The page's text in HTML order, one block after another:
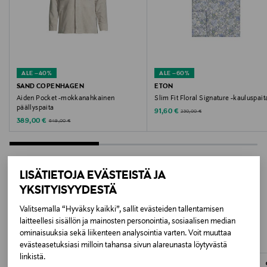
LISÄTIETOJA EVÄSTEISTÄ JA
YKSITYISYYDESTÄ
Valitsemalla “Hyväksy kaikki”, sallit evästeiden tallentamisen
laitteellesi sisällön ja mainosten personointia, sosiaalisen median
ominaisuuksia sekä liikenteen analysointia varten. Voit muuttaa
evästeasetuksiasi milloin tahansa sivun alareunasta löytyvästä
linkistä.
WHITE/NAVYSTRIPE
Valmistusmaa
Valmistajan tuotenumero
2603 MAX_CH
Valmistajan osoite
PL 220, 00101, Helsinki, Finland
Digitaalinen osoite
ALE –40%
SAND COPENHAGEN
Aiden Pocket -mokkanahkainen
päällyspaita
Discounted Price
389,00 € Original Price
649,00 €
ALE –60%
ETON
Slim Fit Floral Signature -
Discounted Price
91,60 € Original Price
230,00 €
LISÄÄ KIINNOSTAVIA
TUOTTEITA